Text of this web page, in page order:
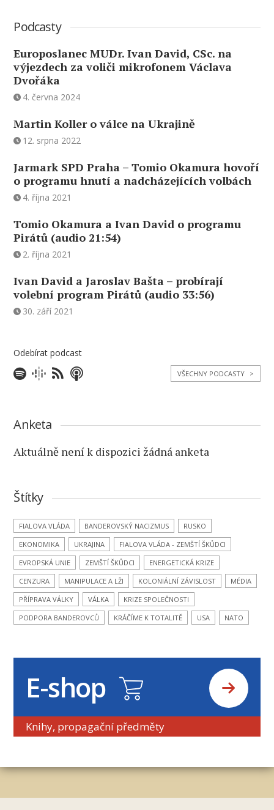
Podcasty
Europoslanec MUDr. Ivan David, CSc. na
výjezdech za voliči mikrofonem Václava
Dvořáka
4. června 2024
Martin Koller o válce na Ukrajině
12. srpna 2022
Jarmark SPD Praha – Tomio Okamura hovoří
o programu hnutí a nadcházejících volbách
4. října 2021
Tomio Okamura a Ivan David o programu
Pirátů (audio 21:54)
2. října 2021
Ivan David a Jaroslav Bašta – probírají
volební program Pirátů (audio 33:56)
30. září 2021
Odebírat podcast
VŠECHNY PODCASTY >
Anketa
Aktuálně není k dispozici žádná anketa
Štítky
FIALOVA VLÁDA BANDEROVSKÝ NACIZMUS
RUSKO
EKONOMIKA
UKRAJINA
FIALOVA VLÁDA - ZEMŠTÍ ŠKŮDCI
EVROPSKÁ UNIE
ZEMŠTÍ ŠKŮDCI
ENERGETICKÁ KRIZE
CENZURA
MANIPULACE A LŽI KOLONIÁLNÍ ZÁVISLOST
MÉDIA
PŘÍPRAVA VÁLKY
VÁLKA
KRIZE SPOLEČNOSTI
PODPORA BANDEROVCŮ
KRÁČÍME K TOTALITĚ USA NATO
E-shop
Knihy, propagační předměty